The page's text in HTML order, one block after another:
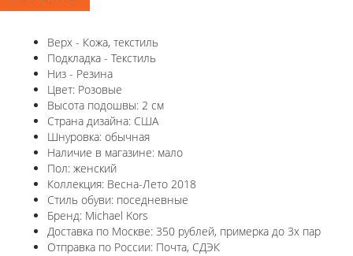
Верх - Кожа, текстиль
Подкладка - Текстиль
Низ - Резина
Цвет: Розовые
Высота подошвы: 2 см
Страна дизайна: США
Шнуровка: обычная
Наличие в магазине: мало
Пол: женский
Коллекция: Весна-Лето 2018
Стиль обуви: поседневные
Бренд: Michael Kors
Доставка по Москве: 350 рублей, примерка до 3х пар
Отправка по России: Почта, СДЭК